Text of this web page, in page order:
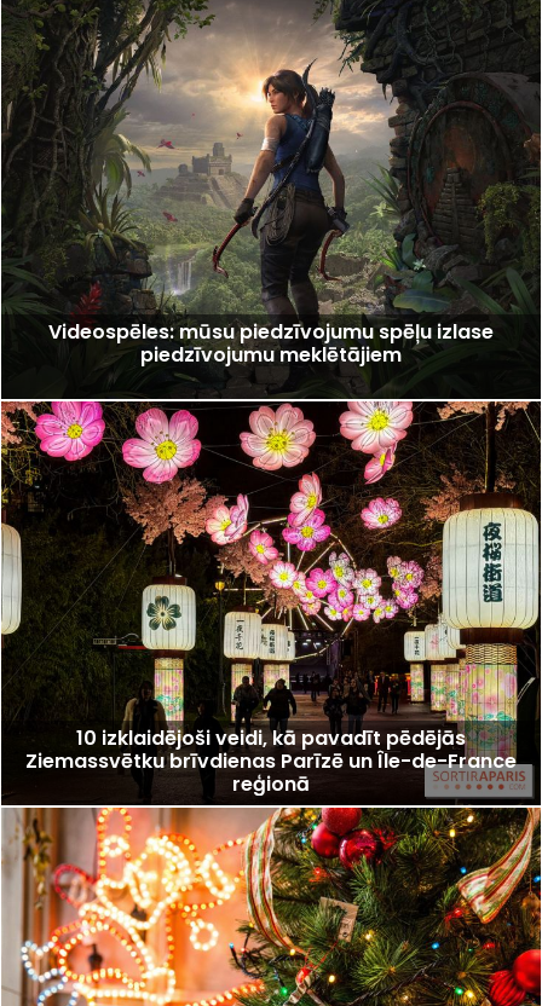
Videospēles: mūsu piedzīvojumu spēļu izlase
piedzīvojumu meklētājiem
10 izklaidējoši veidi, kā pavadīt pēdējās
Ziemassvētku brīvdienas Parīzē un Île-de-France
reģionā